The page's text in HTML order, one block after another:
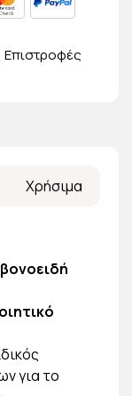
Επιστροφές
Χρήσιμα
για το